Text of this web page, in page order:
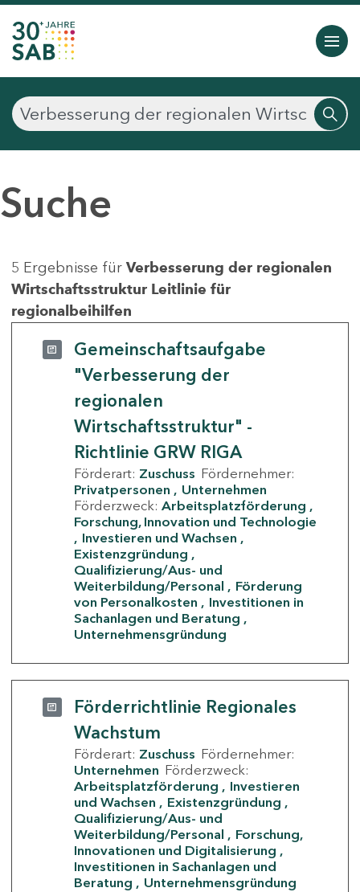
Suche
5 Ergebnisse für Verbesserung der regionalen
Wirtschaftsstruktur Leitlinie für
regionalbeihilfen
Gemeinschaftsaufgabe
"Verbesserung der
regionalen
Wirtschaftsstruktur" -
Richtlinie GRW RIGA
Förderart: Zuschuss Fördernehmer:
Privatpersonen
Unternehmen
Förderzweck: Arbeitsplatzförderung
Forschung, Innovation und Technologie
Investieren und Wachsen
Existenzgründung
Qualifizierung/Aus- und
Weiterbildung/Personal
Förderung
von Personalkosten
Investitionen in
Sachanlagen und Beratung
Unternehmensgründung
Förderrichtlinie Regionales
Wachstum
Förderart: Zuschuss Fördernehmer:
Unternehmen Förderzweck:
Arbeitsplatzförderung
Investieren
und Wachsen
Existenzgründung
Qualifizierung/Aus- und
Weiterbildung/Personal
Forschung,
Innovationen und Digitalisierung
Investitionen in Sachanlagen und
Beratung
Unternehmensgründung